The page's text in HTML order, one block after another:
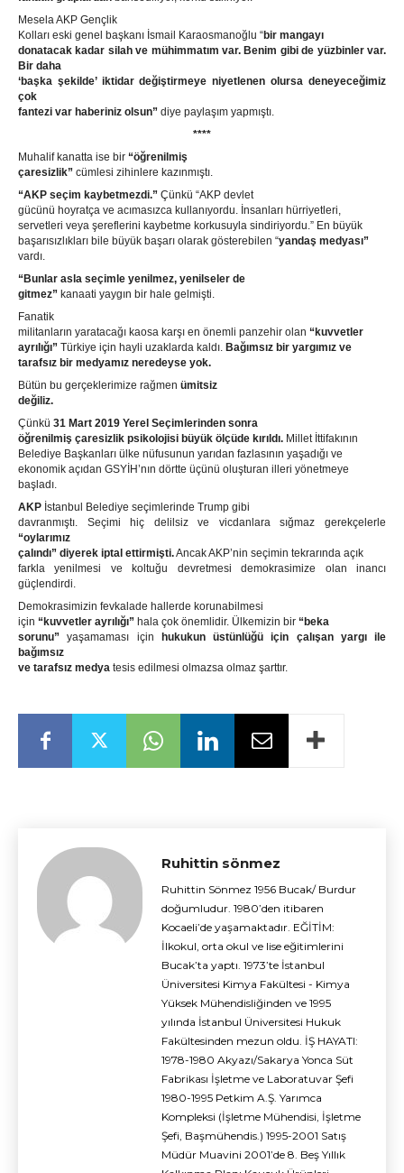
Mesela AKP Gençlik
Kolları eski genel başkanı İsmail Karaosmanoğlu “bir mangayı
donatacak kadar silah ve mühimmatım var. Benim gibi de yüzbinler var.
Bir daha
‘başka şekilde’ iktidar değiştirmeye niyetlenen olursa deneyeceğimiz
çok
fantezi var haberiniz olsun” diye paylaşım yapmıştı.
****
Muhalif kanatta ise bir “öğrenilmiş
çaresizlik” cümlesi zihinlere kazınmıştı.
“AKP seçim kaybetmezdi.” Çünkü “AKP devlet
gücünü hoyratça ve acımasızca kullanıyordu. İnsanları hürriyetleri,
servetleri veya şereflerini kaybetme korkusuyla sindiriyordu.” En büyük
başarısızlıkları bile büyük başarı olarak gösterebilen “yandaş medyası”
vardı.
“Bunlar asla seçimle yenilmez, yenilseler de
gitmez” kanaati yaygın bir hale gelmişti.
Fanatik
militanların yaratacağı kaosa karşı en önemli panzehir olan “kuvvetler
ayrılığı” Türkiye için hayli uzaklarda kaldı. Bağımsız bir yargımız ve
tarafsız bir medyamız neredeyse yok.
Bütün bu gerçeklerimize rağmen ümitsiz
değiliz.
Çünkü 31 Mart 2019 Yerel Seçimlerinden sonra
öğrenilmiş çaresizlik psikolojisi büyük ölçüde kırıldı. Millet İttifakının
Belediye Başkanları ülke nüfusunun yarıdan fazlasının yaşadığı ve
ekonomik açıdan GSYİH’nın dörtte üçünü oluşturan illeri yönetmeye
başladı.
AKP İstanbul Belediye seçimlerinde Trump gibi
davranmıştı. Seçimi hiç delilsiz ve vicdanlara sığmaz gerekçelerle
“oylarımız
çalındı” diyerek iptal ettirmişti.Ancak AKP’nin seçimin tekrarında açık
farkla yenilmesi ve koltuğu devretmesi demokrasimize olan inancı
güçlendirdi.
Demokrasimizin fevkalade hallerde korunabilmesi
için “kuvvetler ayrılığı” hala çok önemlidir. Ülkemizin bir “beka
sorunu” yaşamaması için
hukukun üstünlüğü için çalışan yargı ile
bağımsız
ve tarafsız medya tesis edilmesi olmazsa olmaz şarttır.
Ruhittin sönmez
Ruhittin Sönmez 1956 Bucak/ Burdur
doğumludur. 1980’den itibaren
Kocaeli’de yaşamaktadır. EĞİTİM:
İlkokul, orta okul ve lise eğitimlerini
Bucak’ta yaptı. 1973’te İstanbul
Üniversitesi Kimya Fakültesi - Kimya
Yüksek Mühendisliğinden ve 1995
yılında İstanbul Üniversitesi Hukuk
Fakültesinden mezun oldu. İŞ HAYATI:
1978-1980 Akyazı/Sakarya Yonca Süt
Fabrikası İşletme ve Laboratuvar Şefi
1980-1995 Petkim A.Ş. Yarımca
Kompleksi (İşletme Mühendisi, İşletme
Şefi, Başmühendis.) 1995-2001 Satış
Müdür Muavini 2001’de 8. Beş Yıllık